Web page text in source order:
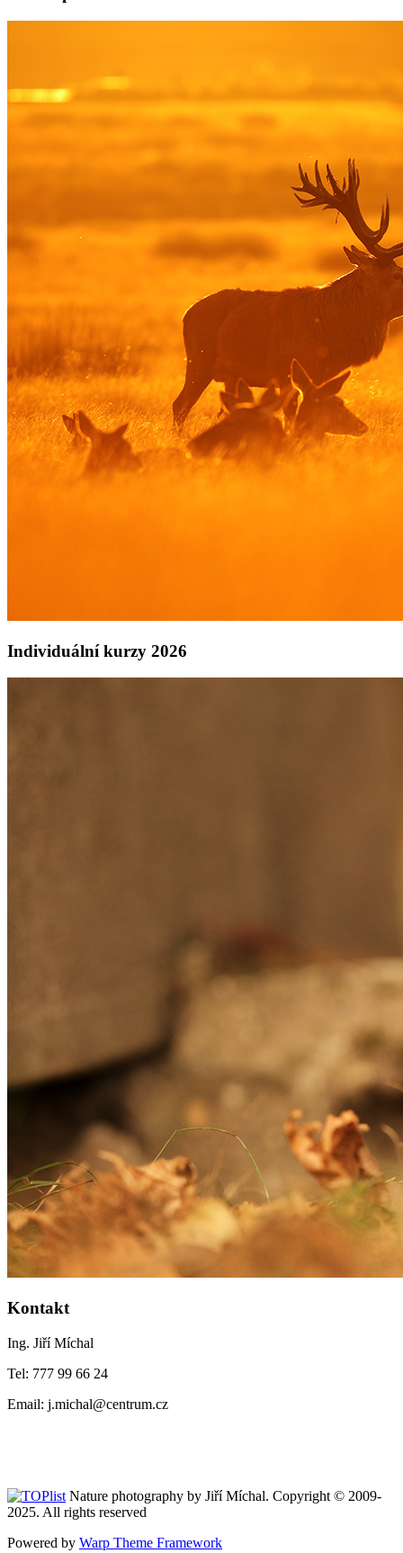
Individuální kurzy 2026
Kontakt
Ing. Jiří Míchal
Tel: 777 99 66 24
Email: j.michal@centrum.cz
Nature photography by Jiří Míchal. Copyright © 2009-
2025. All rights reserved
Powered by Warp Theme Framework